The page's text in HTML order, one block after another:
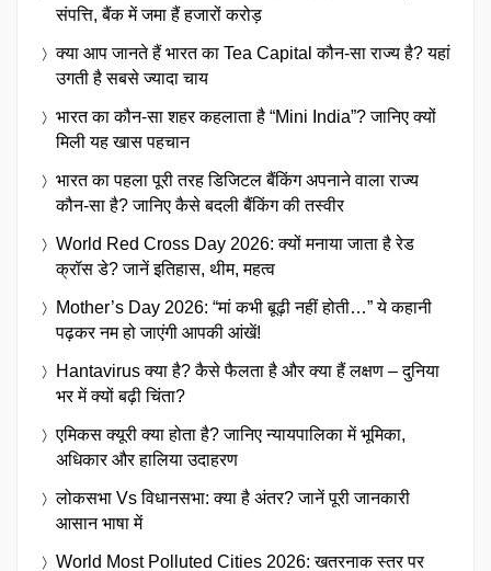
संपत्ति, बैंक में जमा हैं हजारों करोड़
क्या आप जानते हैं भारत का Tea Capital कौन-सा राज्य है? यहां
उगती है सबसे ज्यादा चाय
भारत का कौन-सा शहर कहलाता है “Mini India”? जानिए क्यों
मिली यह खास पहचान
भारत का पहला पूरी तरह डिजिटल बैंकिंग अपनाने वाला राज्य
कौन-सा है? जानिए कैसे बदली बैंकिंग की तस्वीर
World Red Cross Day 2026: क्यों मनाया जाता है रेड
क्रॉस डे? जानें इतिहास, थीम, महत्व
Mother’s Day 2026: “मां कभी बूढ़ी नहीं होती…” ये कहानी
पढ़कर नम हो जाएंगी आपकी आंखें!
Hantavirus क्या है? कैसे फैलता है और क्या हैं लक्षण – दुनिया
भर में क्यों बढ़ी चिंता?
एमिकस क्यूरी क्या होता है? जानिए न्यायपालिका में भूमिका,
अधिकार और हालिया उदाहरण
लोकसभा Vs विधानसभा: क्या है अंतर? जानें पूरी जानकारी
आसान भाषा में
World Most Polluted Cities 2026: खतरनाक स्तर पर